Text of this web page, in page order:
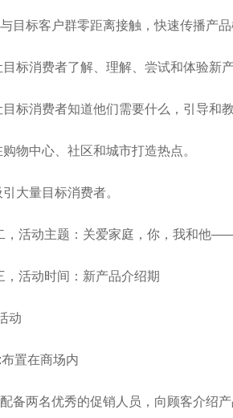
目标客户群零距离接触，快速传播产品
目标消费者了解、理解、尝试和体验新产
目标消费者知道他们需要什么，引导和教
购物中心、社区和城市打造热点。
引大量目标消费者。
，活动主题：关爱家庭，你，我和他
，活动时间：新产品介绍期
动
布置在商场内
备两名优秀的促销人员，向顾客介绍